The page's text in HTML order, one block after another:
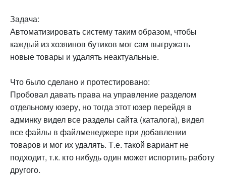
Задача:
Автоматизировать систему таким образом, чтобы
каждый из хозяинов бутиков мог сам выгружать
новые товары и удалять неактуальные.
Что было сделано и протестировано:
Пробовал давать права на управление разделом
отдельному юзеру, но тогда этот юзер перейдя в
админку видел все разделы сайта (каталога), видел
все файлы в файлменеджере при добавлении
товаров и мог их удалять. Т.е. такой вариант не
подходит, т.к. кто нибудь один может испортить работу
другого.